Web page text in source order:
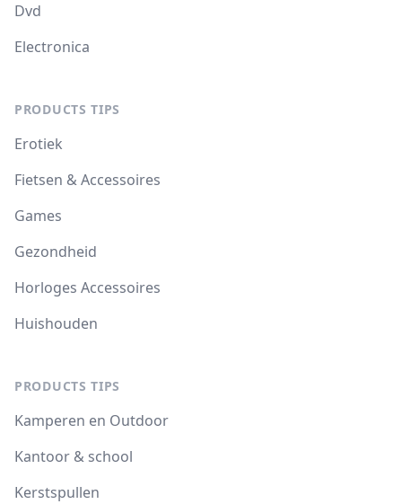
Dvd
Electronica
PRODUCTS TIPS
Erotiek
Fietsen & Accessoires
Games
Gezondheid
Horloges Accessoires
Huishouden
PRODUCTS TIPS
Kamperen en Outdoor
Kantoor & school
Kerstspullen